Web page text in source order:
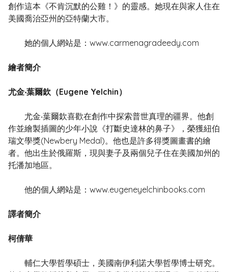
創作這本《不肯沉默的公雞！》的靈感。她現在與家人住在
美國喬治亞州的亞特蘭大市。
她的個人網站是：www.carmenagradeedy.com
繪者簡介
尤金‧葉爾欽（Eugene Yelchin）
尤金‧葉爾欽喜歡在創作中探索普世真理的疆界。他創
作並繪製插圖的少年小說《打斷史達林的鼻子》，榮獲紐伯
瑞文學獎(Newbery Medal)。他也是許多得獎圖畫書的繪
者。他出生於俄羅斯，現與妻子及兩個兒子住在美國加州的
托潘加地區。
他的個人網站是：www.eugeneyelchinbooks.com
譯者簡介
柯倩華
輔仁大學哲學碩士，美國南伊利諾大學哲學博士研究。